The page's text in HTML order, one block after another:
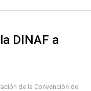
DINAF a
de la Convención de